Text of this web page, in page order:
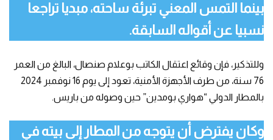
بينما التمس المعني تبرئة ساحته، مبديا تراجعا
نسبيا عن أقواله السابقة.
وللتذكير، فإن وقائع اعتقال الكاتب بوعلام صنصال، البالغ من العمر
76 سنة، من طرف الأجهزة الأمنية، تعود إلى يوم 16 نوفمبر 2024
بالمطار الدولي “هواري بومدين” حين وصوله من باريس.
وكان يفترض أن يتوجه من المطار إلى بيته في